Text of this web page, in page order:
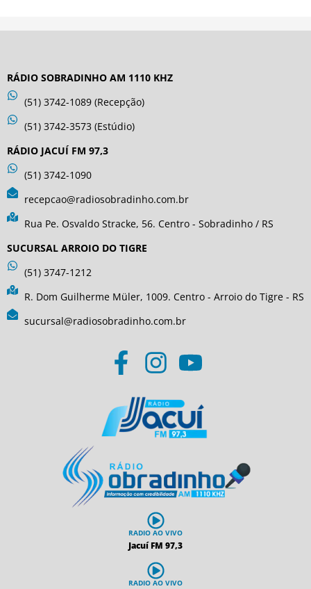
RÁDIO SOBRADINHO AM 1110 KHZ
(51) 3742-1089 (Recepção)
(51) 3742-3573 (Estúdio)
RÁDIO JACUÍ FM 97,3
(51) 3742-1090
recepcao@radiosobradinho.com.br
Rua Pe. Osvaldo Stracke, 56. Centro - Sobradinho / RS
SUCURSAL ARROIO DO TIGRE
(51) 3747-1212
R. Dom Guilherme Müler, 1009. Centro - Arroio do Tigre - RS
sucursal@radiosobradinho.com.br
RADIO AO VIVO
Jacuí FM 97,3
RADIO AO VIVO